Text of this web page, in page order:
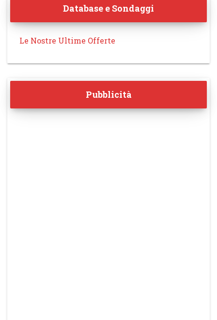
Database e Sondaggi
Le Nostre Ultime Offerte
Pubblicità